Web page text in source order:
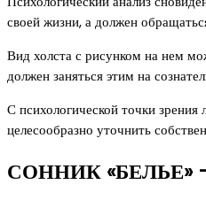
своей жизни, а должен
Вид холста с рисунком на нем
должен заняться этим на
С психологической точки
целесообразно уточнить
СОННИК